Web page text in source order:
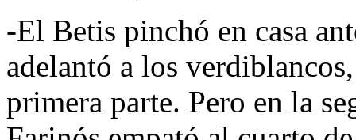
-El Betis pinchó en casa
adelantó a los
primera parte. Pero en la